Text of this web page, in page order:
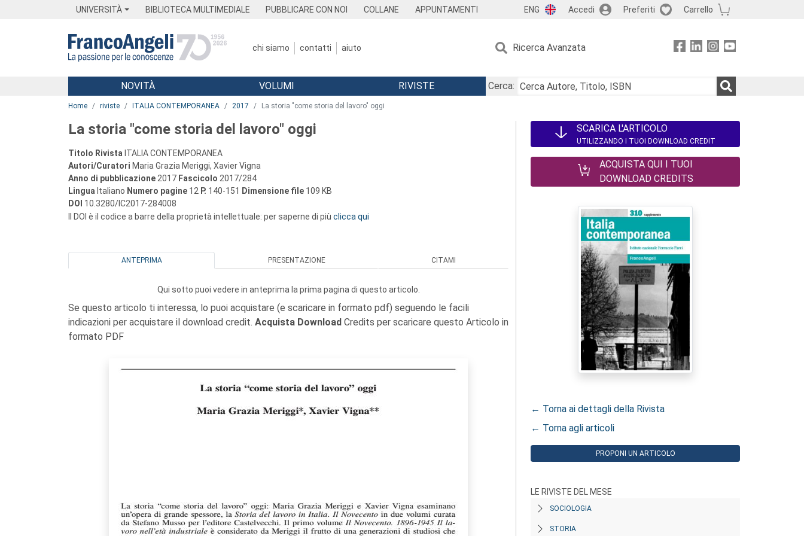
UNIVERSITÀ BIBLIOTECA MULTIMEDIALE PUBBLICARE CON NOI COLLANE APPUNTAMENTI ENG Accedi Preferiti Carrello
chi siamo contatti aiuto Ricerca Avanzata
Menu
NOVITÀ VOLUMI RIVISTE
Cerca:
Home riviste ITALIA CONTEMPORANEA 2017 La storia "come storia del lavoro" oggi
La storia "come storia del lavoro" oggi
Titolo Rivista ITALIA CONTEMPORANEA
Autori/Curatori Maria Grazia Meriggi, Xavier Vigna
Anno di pubblicazione 2017 Fascicolo 2017/284
Lingua Italiano Numero pagine 12 P. 140-151 Dimensione file 109 KB
DOI 10.3280/IC2017-284008
Il DOI è il codice a barre della proprietà intellettuale: per saperne di più clicca qui
ANTEPRIMA PRESENTAZIONE CITAMI
Qui sotto puoi vedere in anteprima la prima pagina di questo articolo.
Se questo articolo ti interessa, lo puoi acquistare (e scaricare in formato pdf) seguendo le facili
indicazioni per acquistare il download credit. Acquista Download Credits per scaricare questo Articolo in
formato PDF
SCARICA L'ARTICOLO
UTILIZZANDO I TUOI DOWNLOAD CREDIT
ACQUISTA QUI I TUOI
DOWNLOAD CREDITS
← Torna ai dettagli della Rivista
← Torna agli articoli
PROPONI UN ARTICOLO
LE RIVISTE DEL MESE
SOCIOLOGIA
STORIA